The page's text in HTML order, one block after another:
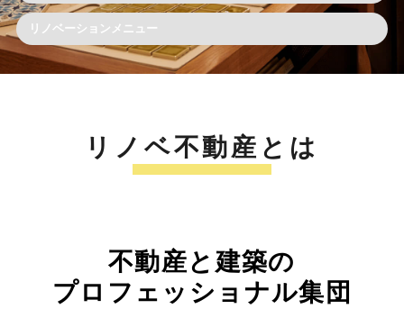
リノベーションメニュー
リノベ不動産とは
不動産と建築の
プロフェッショナル集団